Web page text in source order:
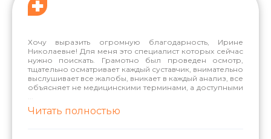
Хочу выразить огромную благодарность, Ирине
Николаевне! Для меня это специалист которых сейчас
нужно поискать. Грамотно был проведен осмотр,
тщательно осматривает каждый суставчик, внимательно
выслушивает все жалобы, вникает в каждый анализ, все
объясняет не медицинскими терминами, а доступными
Читать полностью